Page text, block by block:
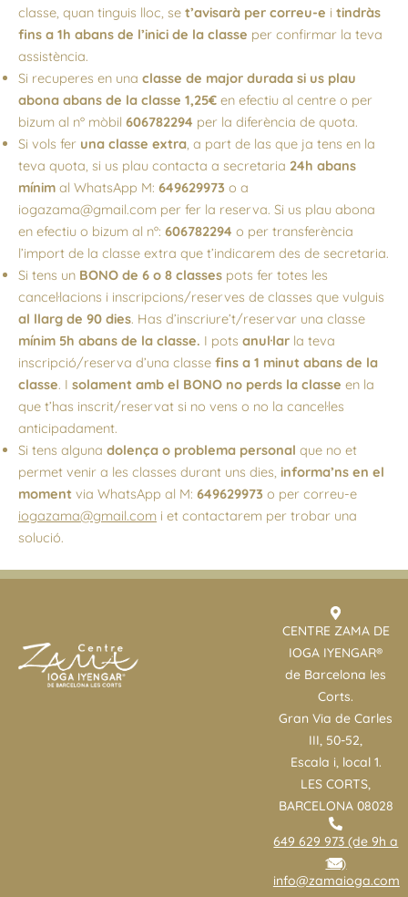
classe, quan tinguis lloc, se t’avisarà per correu-e i tindràs
fins a 1h abans de l’inici de la classe per confirmar la teva
assistència.
Si recuperes en una classe de major durada si us plau
abona abans de la classe 1,25€ en efectiu al centre o per
bizum al nº mòbil 606782294 per la diferència de quota.
Si vols fer una classe extra, a part de las que ja tens en la
teva quota, si us plau contacta a secretaria 24h abans
mínim al WhatsApp M: 649629973 o a
iogazama@gmail.com per fer la reserva. Si us plau abona
en efectiu o bizum al nº: 606782294 o per transferència
l’import de la classe extra que t’indicarem des de secretaria.
Si tens un BONO de 6 o 8 classes pots fer totes les
cancel·lacions i inscripcions/reserves de classes que vulguis
al llarg de 90 dies. Has d’inscriure’t/reservar una classe
mínim 5h abans de la classe. I pots anul·lar la teva
inscripció/reserva d’una classe fins a 1 minut abans de la
classe. I solament amb el BONO no perds la classe en la
que t’has inscrit/reservat si no vens o no la cancel·les
anticipadament.
Si tens alguna dolença o problema personal que no et
permet venir a les classes durant uns dies, informa’ns en el
moment via WhatsApp al M: 649629973 o per correu-e
iogazama@gmail.com i et contactarem per trobar una
solució.
CENTRE ZAMA DE
IOGA IYENGAR®
de Barcelona les
Corts.
Gran Via de Carles
III, 50-52,
Escala i, local 1.
LES CORTS,
BARCELONA 08028
649 629 973 (de 9h a
11h)
info@zamaioga.com